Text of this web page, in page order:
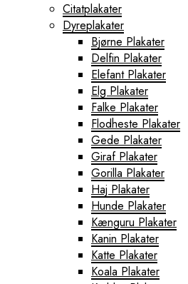
Citatplakater
Dyreplakater
Bjørne Plakater
Delfin Plakater
Elefant Plakater
Elg Plakater
Falke Plakater
Flodheste Plakater
Gede Plakater
Giraf Plakater
Gorilla Plakater
Haj Plakater
Hunde Plakater
Kænguru Plakater
Kanin Plakater
Katte Plakater
Koala Plakater